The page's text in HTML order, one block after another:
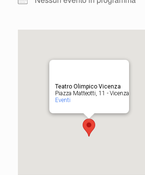
Teatro Olimpico Vicenza
Piazza Matteotti, 11 - Vicenza
Eventi